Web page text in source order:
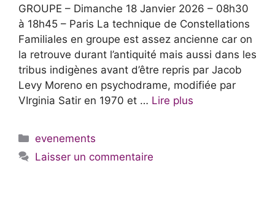
GROUPE – Dimanche 18 Janvier 2026 – 08h30
à 18h45 – Paris La technique de Constellations
Familiales en groupe est assez ancienne car on
la retrouve durant l’antiquité mais aussi dans les
tribus indigènes avant d’être repris par Jacob
Levy Moreno en psychodrame, modifiée par
VIrginia Satir en 1970 et … Lire plus
Catégories
evenements
Laisser un commentaire